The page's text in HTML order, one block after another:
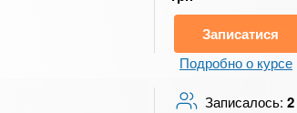
Записатися
Подробно о курсе
Записалось: 2